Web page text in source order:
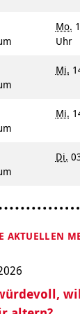
Mo.
Uhr
Mi.
Mi.
Di.
AKTUELLEN